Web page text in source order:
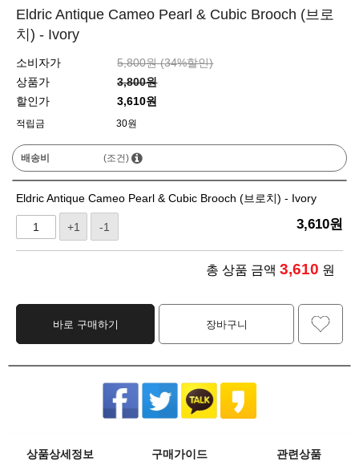
Eldric Antique Cameo Pearl & Cubic Brooch (브로
치) - Ivory
소비자가 5,800원 (34%할인)
상품가
3,800원
할인가
3,610원
적립금 30원
배송비 (조건)
Eldric Antique Cameo Pearl & Cubic Brooch (브로치) - Ivory
+1 -1 3,610원
총 상품 금액 3,610 원
바로 구매하기 장바구니
상품상세정보 구매가이드 관련상품